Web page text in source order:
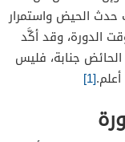
حدث الحيض واستمرار
الدورة، وقد أكَّد
جنابة، فليس
[1]